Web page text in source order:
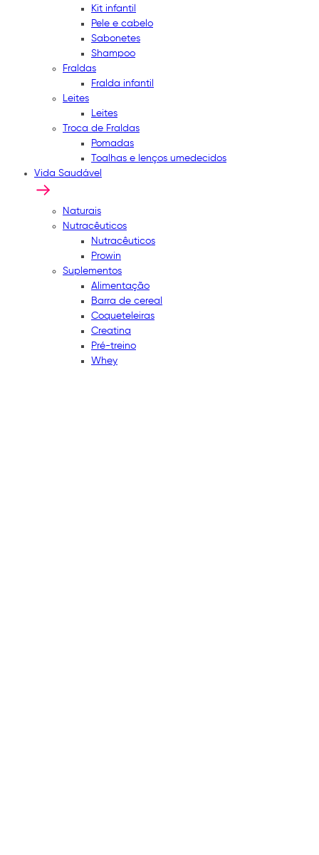
Kit infantil
Pele e cabelo
Sabonetes
Shampoo
Fraldas
Fralda infantil
Leites
Leites
Troca de Fraldas
Pomadas
Toalhas e lenços umedecidos
Vida Saudável
Naturais
Nutracêuticos
Nutracêuticos
Prowin
Suplementos
Alimentação
Barra de cereal
Coqueteleiras
Creatina
Pré-treino
Whey